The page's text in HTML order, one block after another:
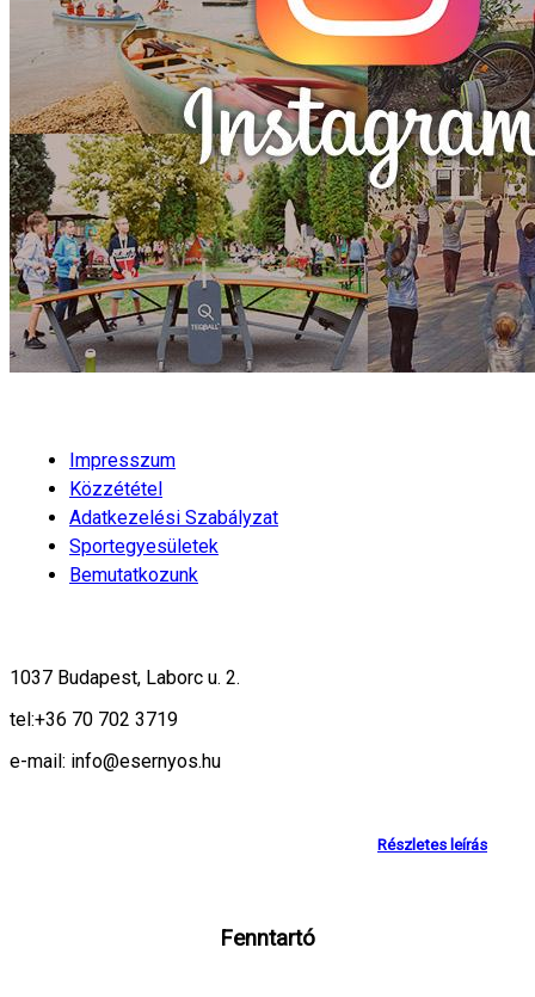
Impresszum
Közzététel
Adatkezelési Szabályzat
Sportegyesületek
Bemutatkozunk
1037 Budapest, Laborc u. 2.
tel:+36 70 702 3719
e-mail: info@esernyos.hu
Részletes leírás
Fenntartó